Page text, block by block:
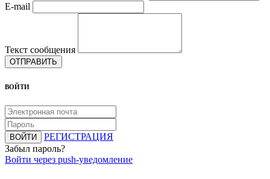
E-mail
Текст сообщения
ОТПРАВИТЬ
ВОЙТИ
ВОЙТИ
РЕГИСТРАЦИЯ
Забыл пароль?
Войти через push-уведомление